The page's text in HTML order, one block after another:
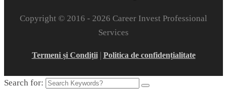
Copyright © 2016 - 2026 Career Invest Professional
Services
Termeni și Condiții| Politica de confidențialitate
Search for: